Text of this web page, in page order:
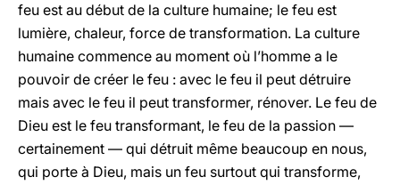
feu est au début de la culture humaine; le feu est
lumière, chaleur, force de transformation. La culture
humaine commence au moment où l’homme a le
pouvoir de créer le feu : avec le feu il peut détruire
mais avec le feu il peut transformer, rénover. Le feu de
Dieu est le feu transformant, le feu de la passion —
certainement — qui détruit même beaucoup en nous,
qui porte à Dieu, mais un feu surtout qui transforme,